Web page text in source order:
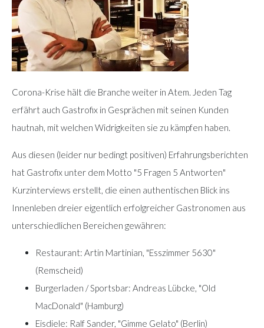
Corona-Krise hält die Branche weiter in Atem. Jeden Tag
erfährt auch Gastrofix in Gesprächen mit seinen Kunden
hautnah, mit welchen Widrigkeiten sie zu kämpfen haben.
Aus diesen (leider nur bedingt positiven) Erfahrungsberichten
hat Gastrofix unter dem Motto "5 Fragen 5 Antworten"
Kurzinterviews erstellt, die einen authentischen Blick ins
Innenleben dreier eigentlich erfolgreicher Gastronomen aus
unterschiedlichen Bereichen gewähren:
Restaurant: Artin Martinian, "Esszimmer 5630"
(Remscheid)
Burgerladen / Sportsbar: Andreas Lübcke, "Old
MacDonald" (Hamburg)
Eisdiele: Ralf Sander, "Gimme Gelato" (Berlin)